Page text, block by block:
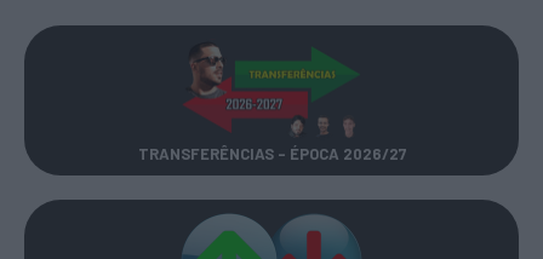
TRANSFERÊNCIAS - ÉPOCA 2026/27